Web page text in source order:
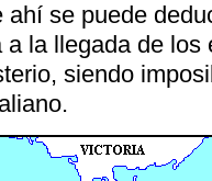
ahí se puede
la llegada de
siendo